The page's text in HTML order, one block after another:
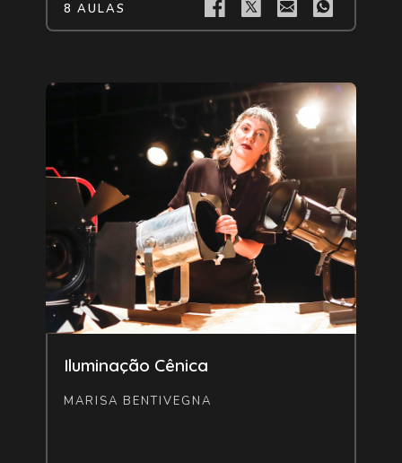
8 AULAS
Iluminação Cênica
MARISA BENTIVEGNA